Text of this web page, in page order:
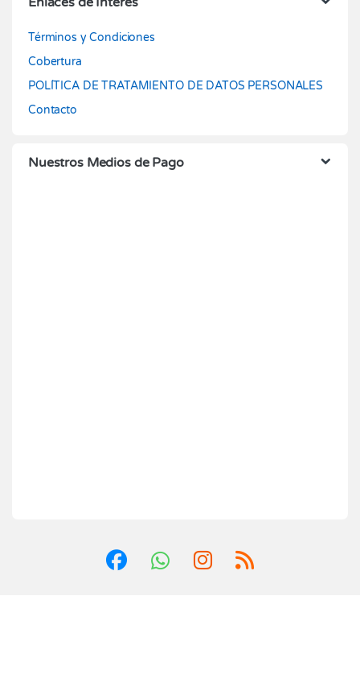
Términos y Condiciones
Cobertura
POLÍTICA DE TRATAMIENTO DE DATOS PERSONALES
Contacto
Nuestros Medios de Pago